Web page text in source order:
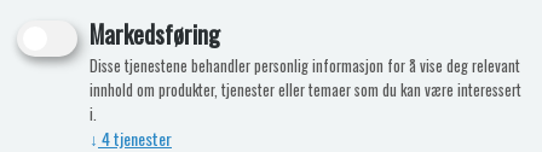
Markedsføring
Disse tjenestene behandler personlig informasjon for å vise deg relevant
innhold om produkter, tjenester eller temaer som du kan være interessert
i.
↓ 4tjenester